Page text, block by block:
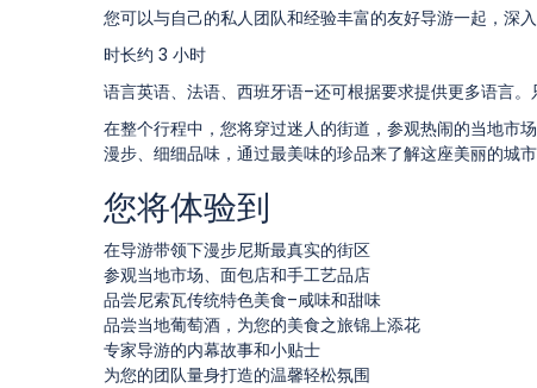
您可以与自己的私人团队和经验丰富的友好导游一起，深
时长约 3 小时
语言英语、法语、西班牙语–还可根据要求提供更多语言。
在整个行程中，您将穿过迷人的街道，参观热闹的当地市
漫步、细细品味，通过最美味的珍品来了解这座美丽的城市
您将体验到
在导游带领下漫步尼斯最真实的街区
参观当地市场、面包店和手工艺品店
品尝尼索瓦传统特色美食–咸味和甜味
品尝当地葡萄酒，为您的美食之旅锦上添花
专家导游的内幕故事和小贴士
为您的团队量身打造的温馨轻松氛围